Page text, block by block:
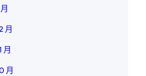
月
月
月